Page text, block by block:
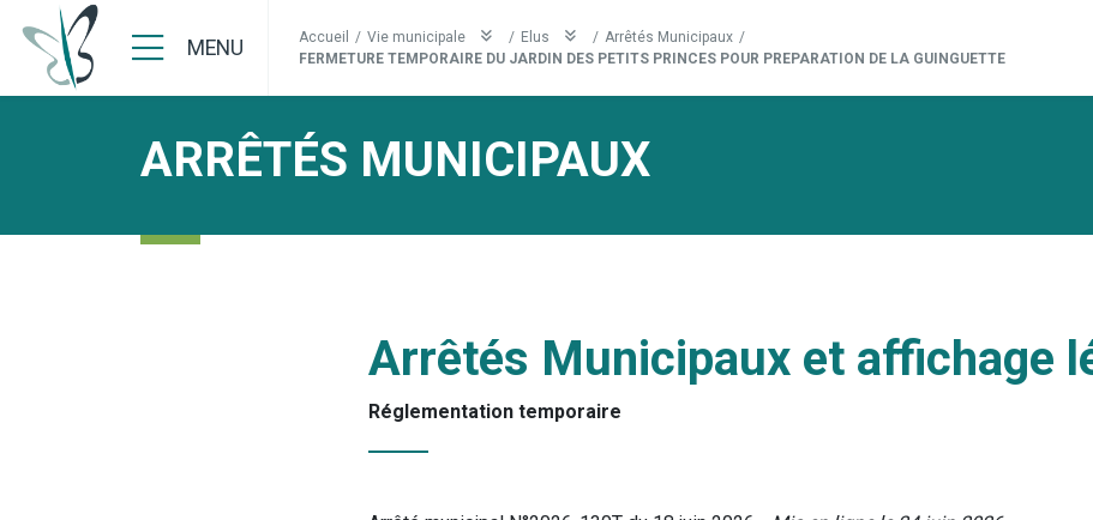
MENU Accueil / Vie municipale / Elus / Arrêtés Municipaux /
FERMETURE TEMPORAIRE DU JARDIN DES PETITS PRINCES POUR PREPARATION DE LA GUINGUETTE
ARRÊTÉS MUNICIPAUX
Arrêtés Municipaux et affichage
Réglementation temporaire